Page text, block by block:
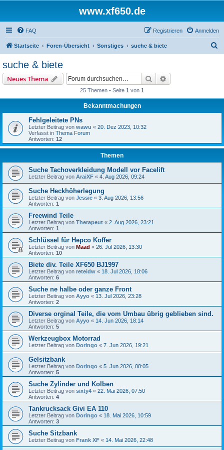
www.xf650.de
FAQ Anmelden
Registrieren
Startseite Foren-Übersicht Sonstiges suche & biete
suche & biete
Neues Thema Suche
25 Themen • Seite 1 von 1
Bekanntmachungen
Fehlgeleitete PNs
Letzter Beitrag von wawu « 20. Dez 2023, 10:32
Verfasst in Thema Forum
Antworten: 12
Themen
Suche Tachoverkleidung Modell vor Facelift
Letzter Beitrag von AraiXF « 4. Aug 2026, 09:24
Suche Heckhöherlegung
Letzter Beitrag von Jessie « 3. Aug 2026, 13:56
Antworten: 1
Freewind Teile
Letzter Beitrag von Therapeut « 2. Aug 2026, 23:21
Antworten: 1
Schlüssel für Hepco Koffer
Letzter Beitrag von Maad « 26. Jul 2026, 13:30
Antworten: 10
Biete div. Teile XF650 BJ1997
Letzter Beitrag von reteidw « 18. Jul 2026, 18:06
Antworten: 6
Suche ne halbe oder ganze Front
Letzter Beitrag von Ayyo « 13. Jul 2026, 23:28
Antworten: 2
Diverse orginal Teile, die vom Umbau übrig geblieben sind.
Letzter Beitrag von Ayyo « 14. Jun 2026, 18:14
Antworten: 5
Werkzeugbox Motorrad
Letzter Beitrag von Doringo « 7. Jun 2026, 19:21
Gelsitzbank
Letzter Beitrag von Doringo « 5. Jun 2026, 08:05
Antworten: 5
Suche Zylinder und Kolben
Letzter Beitrag von sixty4 « 22. Mai 2026, 07:50
Antworten: 4
Tankrucksack Givi EA 110
Letzter Beitrag von Doringo « 18. Mai 2026, 10:59
Antworten: 3
Suche Sitzbank
Letzter Beitrag von Frank XF « 14. Mai 2026, 22:48